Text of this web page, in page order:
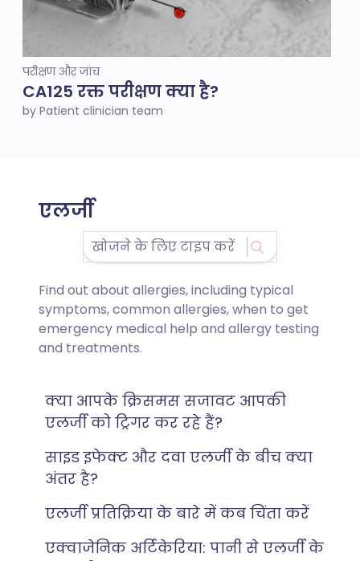
परीक्षण और जांच
CA125 रक्त परीक्षण क्या है?
by Patient clinician team
एलर्जी
Find out about allergies, including typical
symptoms, common allergies, when to get
emergency medical help and allergy testing
and treatments.
क्या आपके क्रिसमस सजावट आपकी
एलर्जी को ट्रिगर कर रहे हैं?
साइड इफेक्ट और दवा एलर्जी के बीच क्या
अंतर है?
एलर्जी प्रतिक्रिया के बारे में कब चिंता करें
एक्वाजेनिक अर्टिकेरिया: पानी से एलर्जी के